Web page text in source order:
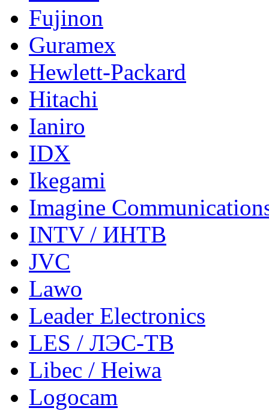
Fujinon
Guramex
Hewlett-Packard
Hitachi
Ianiro
IDX
Ikegami
Imagine
INTV / ИНТВ
JVC
Lawo
Leader Electronics
LES / ЛЭС-ТВ
Libec / Heiwa
Logocam